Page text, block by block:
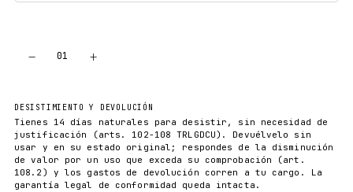
− 01 +
DESISTIMIENTO Y DEVOLUCIÓN
Tienes 14 días naturales para desistir, sin necesidad de
justificación (arts. 102-108 TRLGDCU). Devuélvelo sin
usar y en su estado original; respondes de la disminución
de valor por un uso que exceda su comprobación (art.
108.2) y los gastos de devolución corren a tu cargo. La
garantía legal de conformidad queda intacta.